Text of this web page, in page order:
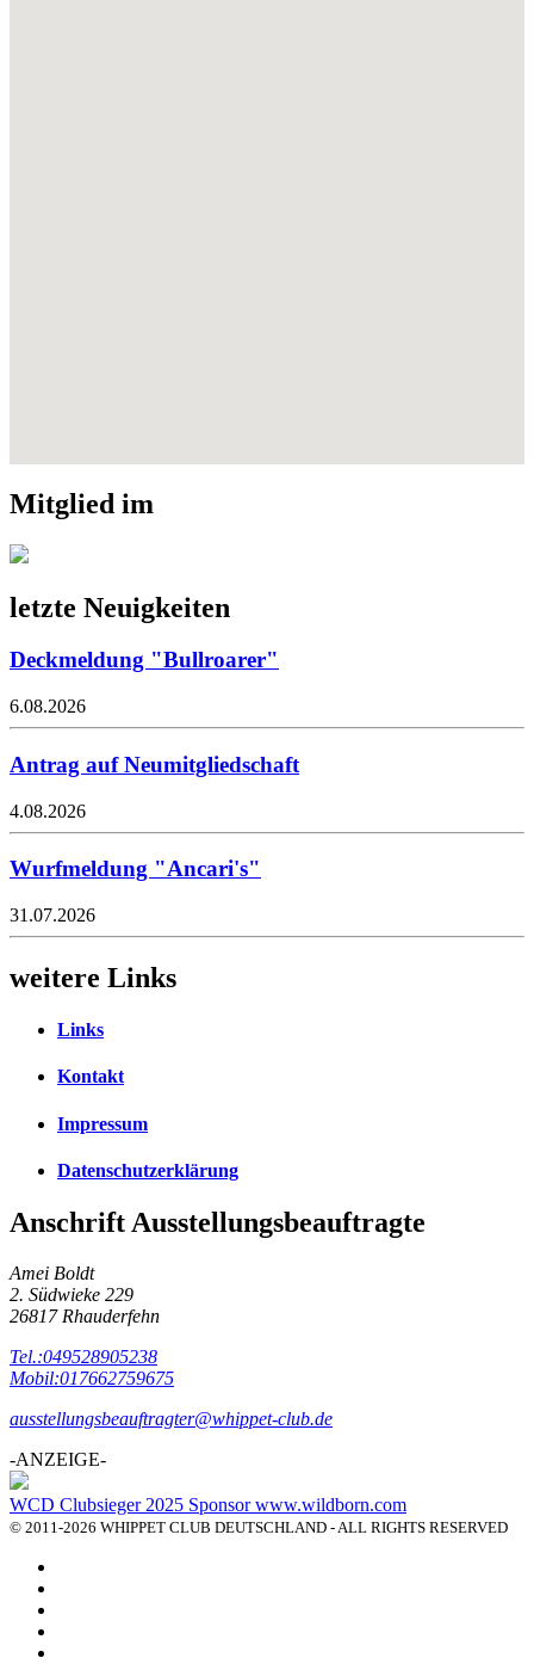
Mitglied im
letzte Neuigkeiten
Deckmeldung "Bullroarer"
6.08.2026
Antrag auf Neumitgliedschaft
4.08.2026
Wurfmeldung "Ancari's"
31.07.2026
weitere Links
Links
Kontakt
Impressum
Datenschutzerklärung
Anschrift Ausstellungsbeauftragte
Amei Boldt
2. Südwieke 229
26817 Rhauderfehn
Tel.:049528905238
Mobil:017662759675
ausstellungsbeauftragter@whippet-club.de
-ANZEIGE-
WCD Clubsieger 2025 Sponsor www.wildborn.com
© 2011-2026 WHIPPET CLUB DEUTSCHLAND - ALL RIGHTS RESERVED